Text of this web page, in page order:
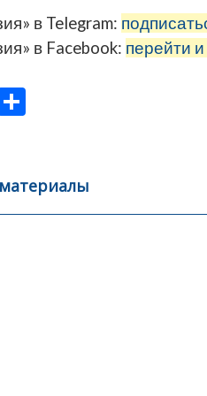
в Telegram:
в Facebook: перейти и
а
в